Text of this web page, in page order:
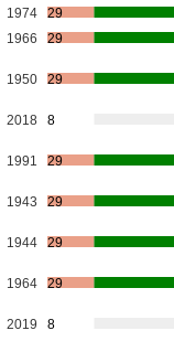
1974
29
1966 29
1950 29
2018 8
1991 29
1943 29
1944 29
1964 29
2019 8